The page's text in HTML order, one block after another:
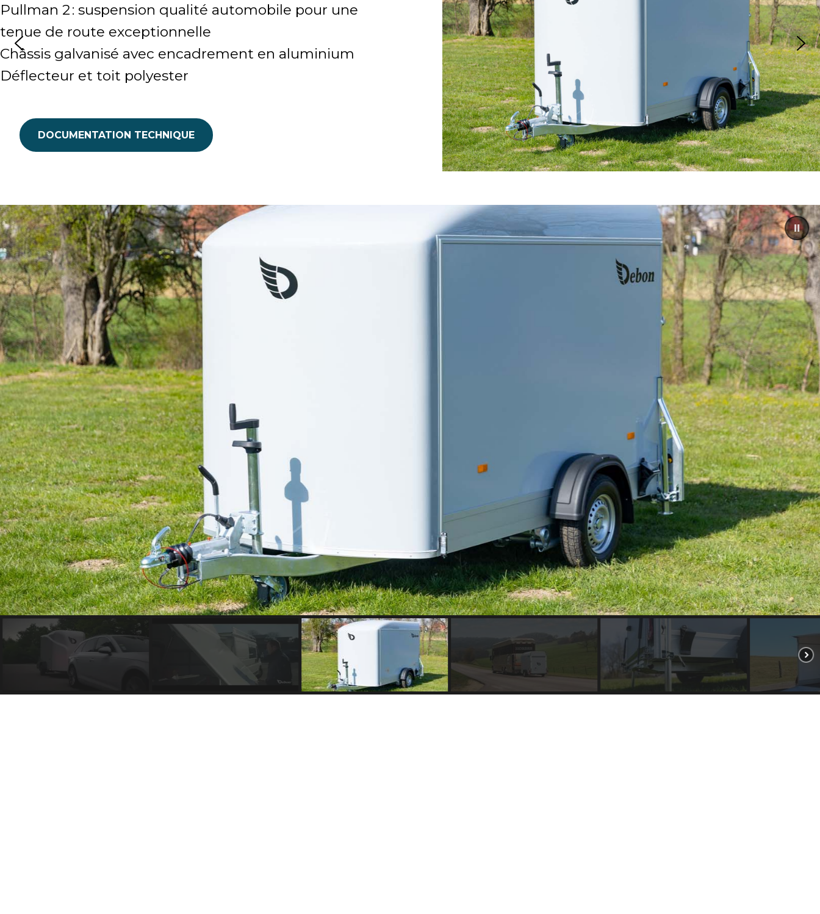
Pullman 2 : suspension qualité automobile pour une
tenue de route exceptionnelle
Châssis galvanisé avec encadrement en aluminium
Déflecteur et toit polyester
DOCUMENTATION TECHNIQUE